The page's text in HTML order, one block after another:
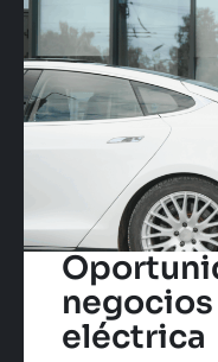
eléctrica